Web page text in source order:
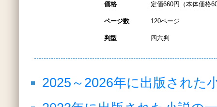
価格 定価660円（本体価格
ページ数 120ページ
判型 四六判
2025～2026年に出版された